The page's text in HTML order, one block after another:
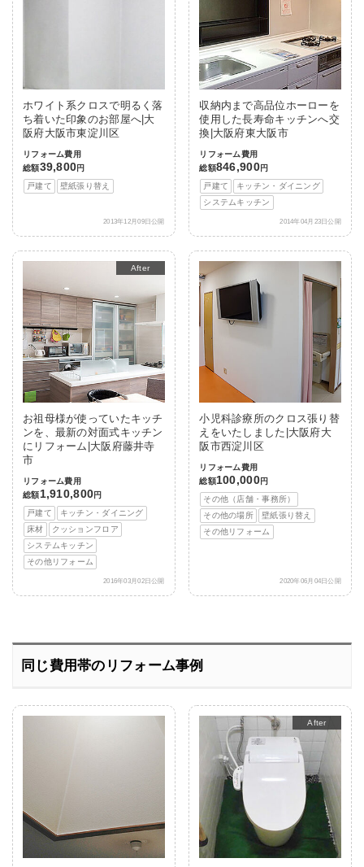
ホワイト系クロスで明るく落
ち着いた印象のお部屋へ|大
阪府大阪市東淀川区
リフォーム費用
総額39,800円
戸建て
壁紙張り替え
2013年12月09日公開
収納内まで高品位ホーローを
使用した長寿命キッチンへ交
換|大阪府東大阪市
リフォーム費用
総額846,900円
戸建て
キッチン・ダイニング
システムキッチン
2014年04月23日公開
Before
After
お祖母様が使っていたキッチ
ンを、最新の対面式キッチン
にリフォーム|大阪府藤井寺
市
リフォーム費用
総額1,910,800円
戸建て
キッチン・ダイニング
床材
クッションフロア
システムキッチン
その他リフォーム
2016年03月02日公開
小児科診療所のクロス張り替
えをいたしました|大阪府大
阪市西淀川区
リフォーム費用
総額100,000円
その他（店舗・事務所）
その他の場所
壁紙張り替え
その他リフォーム
2020年06月04日公開
同じ費用帯のリフォーム事例
Before
After